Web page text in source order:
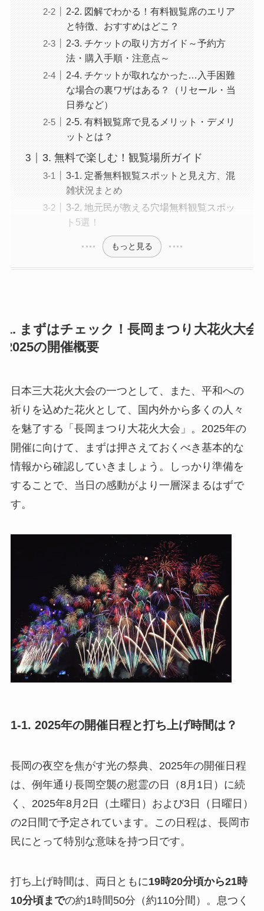
2-2. 図解でわかる！有料観覧席のエリア
と特徴、おすすめはどこ？
2-3. チケットの取り方ガイド～予約方
法・購入手順・注意点～
2-4. チケットが取れなかった…入手困難
な場合の裏ワザはある？（リセール・当
日券など）
2-5. 有料観覧席で見るメリット・デメリ
ットとは？
3. 無料で楽しむ！観覧場所ガイド
3-1. 定番無料観覧スポットと見え方、混
雑状況まとめ
3-2. 地元民が教える穴場無料観覧スポッ
ト5選！
もっと見る
1. まずはチェック！長岡まつり大花火大会
2025の開催概要
日本三大花火大会の一つとして、また、平和への
祈りを込めた花火として、国内外から多くの人々
を魅了する「長岡まつり大花火大会」。2025年の
開催に向けて、まずは押さえておくべき基本的な
情報から確認していきましょう。しっかり準備を
することで、当日の感動がより一層深まるはずで
す。
1-1. 2025年の開催日程と打ち上げ時間は？
長岡の夜空を焦がす光の祭典、2025年の開催日程
は、例年通り長岡空襲の慰霊の日（8月1日）に続
く、2025年8月2日（土曜日）および3日（日曜日）
の2日間で予定されています。この日程は、長岡市
民にとって特別な意味を持つ日です。
打ち上げ時間は、両日ともに19時20分頃から21時
10分頃までの約1時間50分（約110分間）。息つく